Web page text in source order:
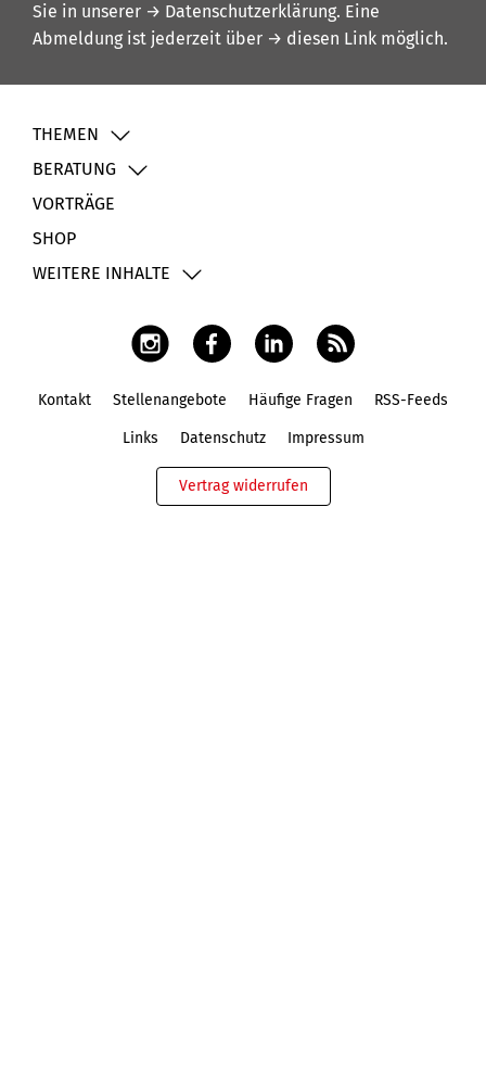
Sie in unserer → Datenschutzerklärung. Eine
Abmeldung ist jederzeit über → diesen Link möglich.
THEMEN
BERATUNG
VORTRÄGE
SHOP
WEITERE INHALTE
Kontakt Stellenangebote Häufige Fragen RSS-Feeds
Links Datenschutz Impressum
Vertrag widerrufen